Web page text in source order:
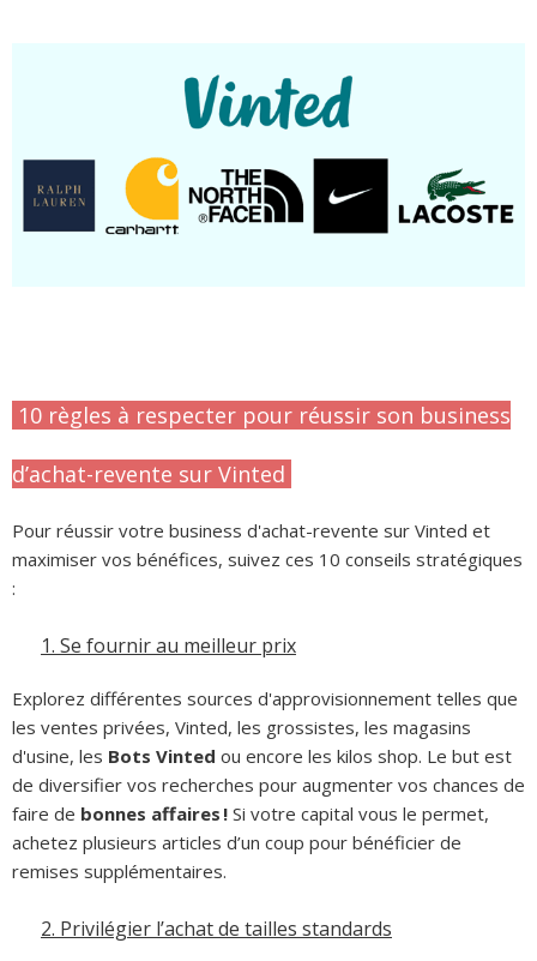
10 règles à respecter pour réussir son business
d’achat-revente sur Vinted
Pour réussir votre business d'achat-revente sur Vinted et
maximiser vos bénéfices, suivez ces 10 conseils stratégiques
:
1. Se fournir au meilleur prix
Explorez différentes sources d'approvisionnement telles que
les ventes privées, Vinted, les grossistes, les magasins
d'usine, les Bots Vinted ou encore les kilos shop. Le but est
de diversifier vos recherches pour augmenter vos chances de
faire de bonnes affaires ! Si votre capital vous le permet,
achetez plusieurs articles d’un coup pour bénéficier de
remises supplémentaires.
2. Privilégier l’achat de tailles standards